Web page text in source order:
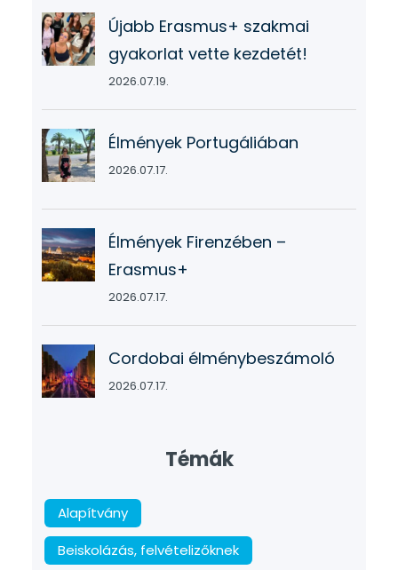
Újabb Erasmus+ szakmai
gyakorlat vette kezdetét!
2026.07.19.
Élmények Portugáliában
2026.07.17.
Élmények Firenzében –
Erasmus+
2026.07.17.
Cordobai élménybeszámoló
2026.07.17.
Témák
Alapítvány
Beiskolázás, felvételizőknek